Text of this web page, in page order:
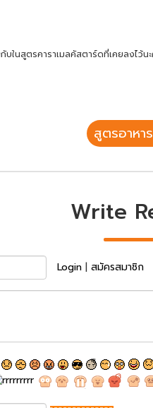
ในสูตรคาราเมลคัสตาร์ดที่เคยลงไว้น
สูตรอาหา
Write
Login | สมัครสมาชิก